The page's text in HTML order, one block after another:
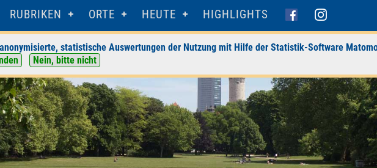
RUBRIKEN ORTE HEUTE HIGHLIGHTS
statistische Auswertungen der Nutzung mit Hilfe der Statistik-Software
Nein, bitte nicht